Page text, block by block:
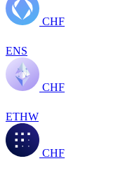
CHF
ENS
CHF
ETHW
CHF